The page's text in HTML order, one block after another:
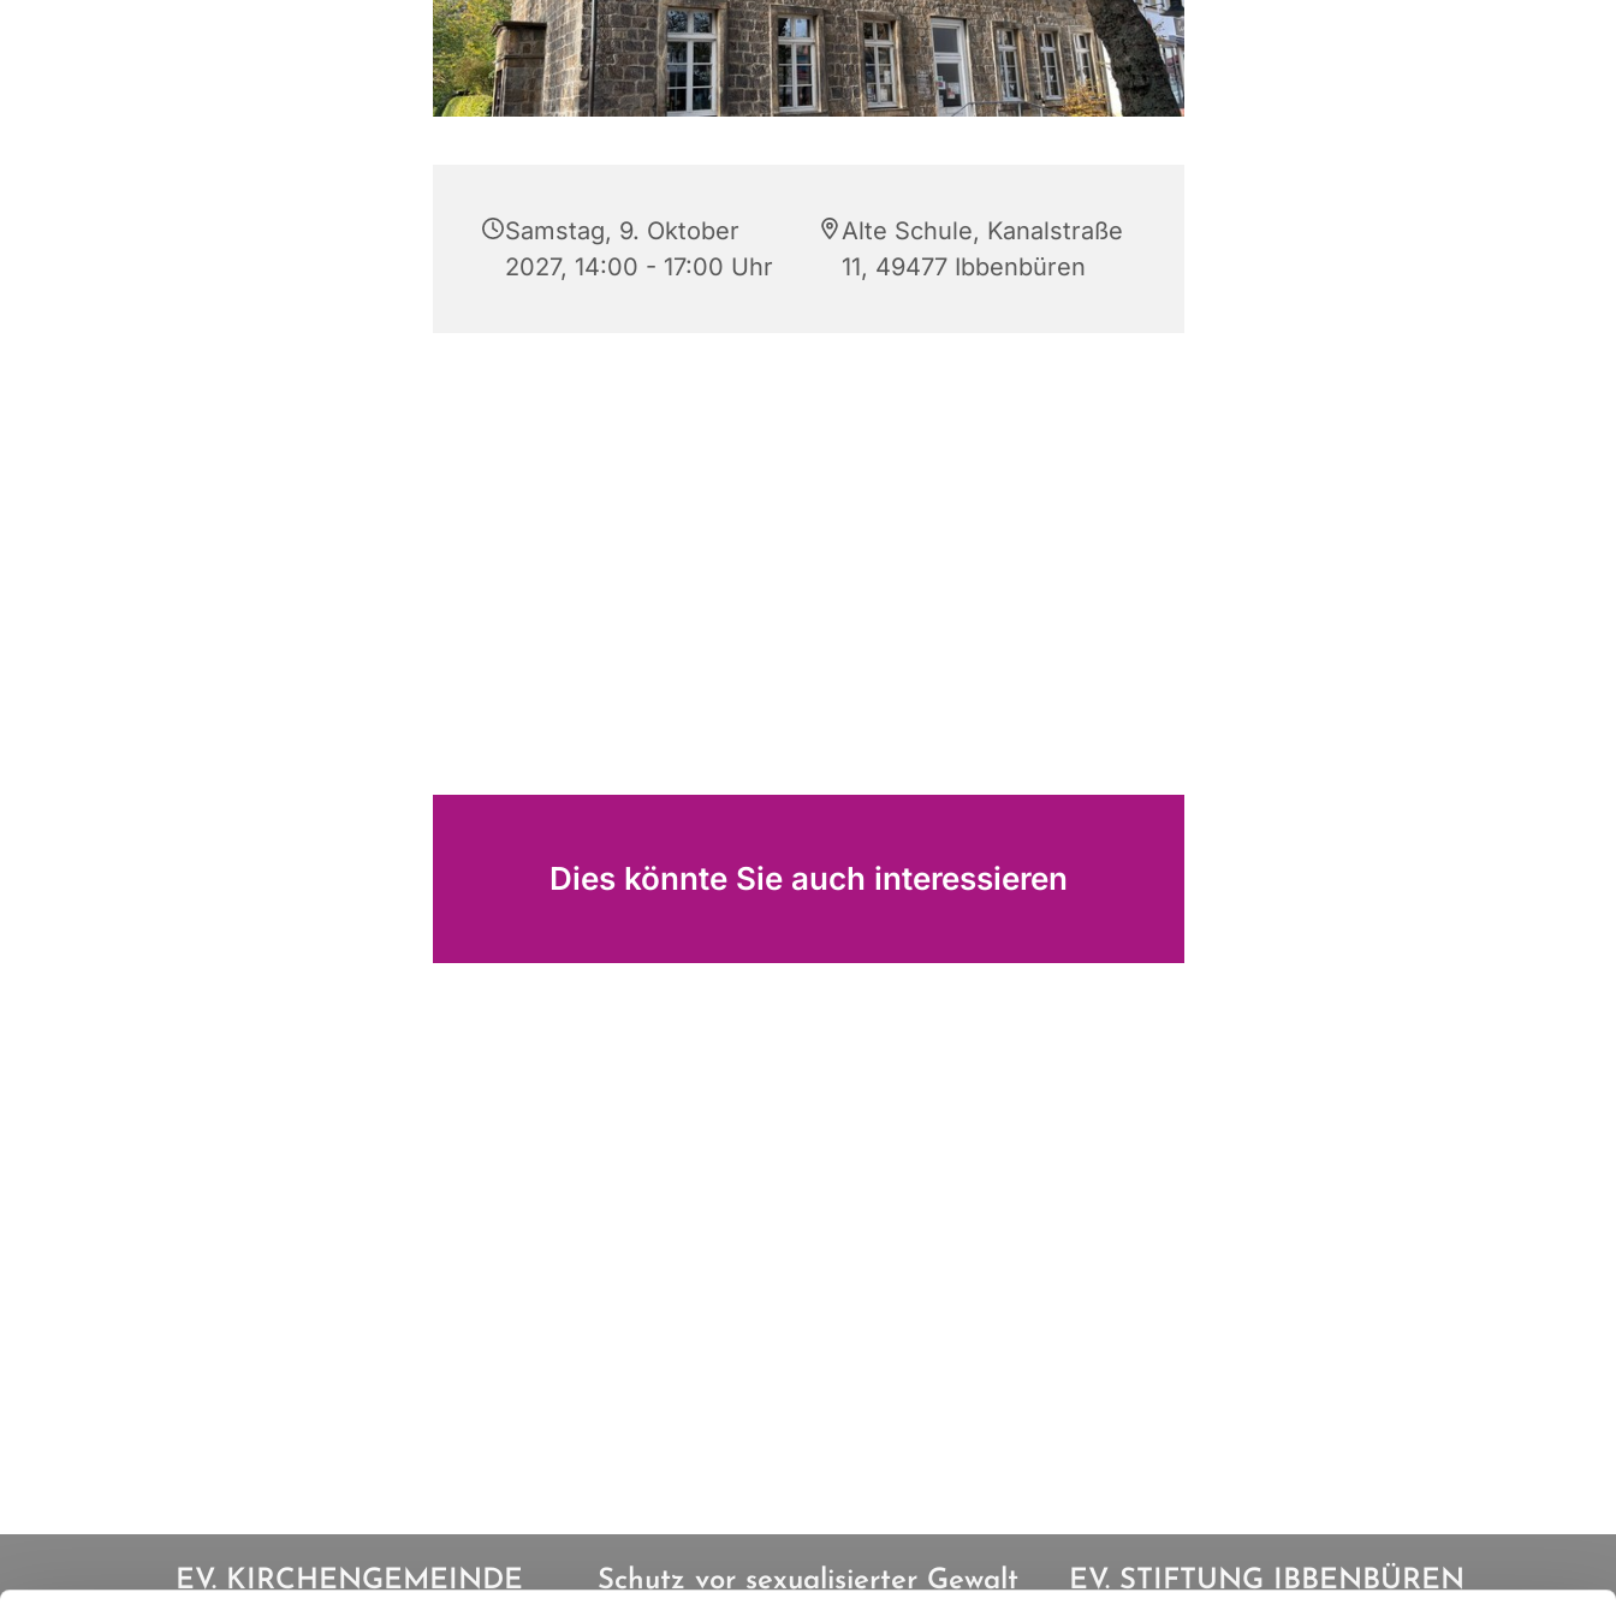
Samstag, 9. Oktober
2027, 14:00 - 17:00 Uhr
Alte Schule, Kanalstraße
11, 49477 Ibbenbüren
Dies könnte Sie auch interessieren
EV. KIRCHENGEMEINDE
Schutz vor sexualisierter Gewalt EV. STIFTUNG IBBENBÜREN